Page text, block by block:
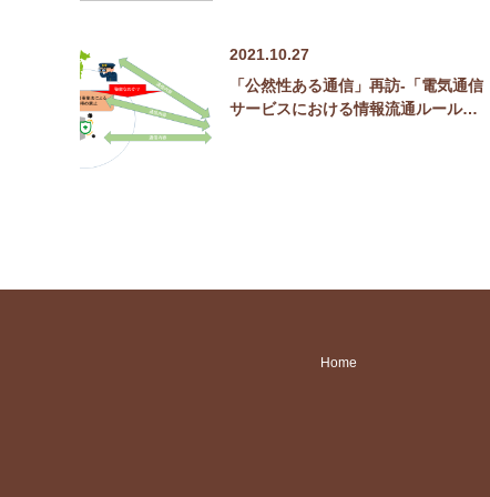
2021.10.27
「公然性ある通信」再訪-「電気通信
サービスにおける情報流通ルール…
Home